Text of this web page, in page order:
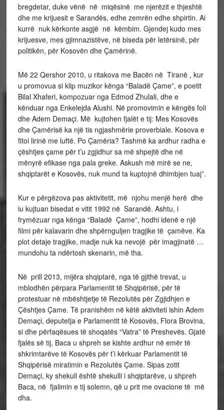
bregdetar, duke vënë në miqësinë me njerëzit e thjeshtë
dhe me krijuesit e Sarandës, edhe zemrën edhe shpirtin. Ai
kurrë nuk kërkonte asgjë në këmbim. Gjendej kudo mes
krijuesve, mes gjimnazistëve, në biseda për letërsinë, për
politikën, për Kosovën dhe Çamërinë.
Më 22 Qershor 2010, u ritakova me Bacën në Tiranë , kur
u promovua si klip muzikor kënga “Baladë Çame”, e poetit
Bilal Xhaferi, kompozuar nga Edmod Zhulali, dhe e
kënduar nga Enkelejda Alushi. Në promovimin e këngës foli
dhe Adem Demaçi. Më kujtohen fjalët e tij: Mes Kosovës
dhe Çamërisë ka një tis ngjashmërie proverbiale. Kosova e
fitoi lirinë me luftë. Po Çamëria? Tashmë ka ardhur radha e
çështjes çame për t’u zgjidhur sa më shpejtë dhe në
mënyrë efikase nga pala greke. Askush më mirë se ne,
shqiptarët e Kosovës, nuk mund ta kuptojnë dhimbjen tuaj”.
Kur e përgëzova pas aktivitetit, më njohu menjë herë dhe
iu kujtuan bisedat e vitit 1992 në Sarandë. Ashtu, i
frymëzuar nga kënga “Baladë Çame”, hodhi idenë e një
filmi për kalavarin dhe shpërnguljen tragjike të çamëve. Ka
plot detaje tragjike, madje nuk ka nevojë për imagjinatë …
mundohu ta ndërtosh skenarin, më tha.
Në prill 2013, mijëra shqiptarë, nga të gjithë trevat, u
mblodhën përpara Parlamentit të Shqipërisë, për të
protestuar në mbështjetje të Rezolutës për Zgjidhjen e
Çështjes Çame. Të pranishëm në këtë aktiviteti ishin Adem
Demaçi, deputetja e Parlamentit të Kosovës, Flora Brovina,
si dhe përfaqësues të shoqatës “Vatra” të Preshevës. Gjatë
fjalës së tij, Baca u shpreh se kishte ardhur në emër të
shkrimtarëve të Kosovës për t’i kërkuar Parlamentit të
Shqipërisë miratimin e Rezolutës Çame. Sipas zotit
Demaçi, ky shekull është shekulli i shqiptarëve, u shpreh
Baca, në fjalimin e tij solemn, që u prit me ovacione të më
dha.